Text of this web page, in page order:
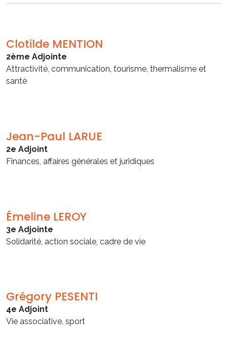
Clotilde MENTION
2ème Adjointe
Attractivité, communication, tourisme, thermalisme et
santé
Jean-Paul LARUE
2e Adjoint
Finances, affaires générales et juridiques
Émeline LEROY
3e Adjointe
Solidarité, action sociale, cadre de vie
Grégory PESENTI
4e Adjoint
Vie associative, sport